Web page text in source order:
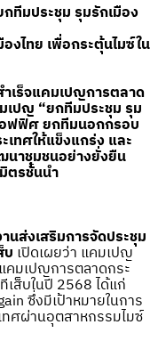
ทีมประชุม รุมรักเมือง
ไทย เพื่อกระตุ้นไมซ์ใน
เร็จแคมเปญการตลาด
เปญ “ยกทีมประชุม รุม
อฟฟิศ ยกทีมนอกกรอบ
เทศให้แข็งแกร่ง และ
นาชุมชนอย่างยั่งยืน
ตรชั้นนำ
นส่งเสริมการจัดประชุม
บ เปิดเผยว่า แคมเปญ
คมเปญการตลาดกระ
ส็บในปี 2568 ได้แก่
ซึ่งมีเป้าหมายในการ
ศผ่านอุตสาหกรรมไมซ์